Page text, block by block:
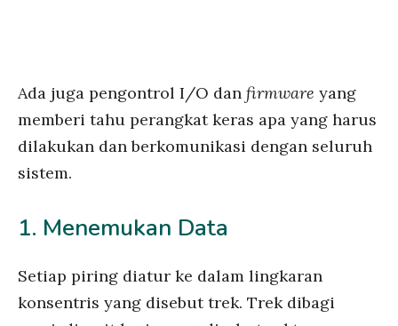
Ada juga pengontrol I/O dan firmware yang
memberi tahu perangkat keras apa yang harus
dilakukan dan berkomunikasi dengan seluruh
sistem.
1. Menemukan Data
Setiap piring diatur ke dalam lingkaran
konsentris yang disebut trek. Trek dibagi